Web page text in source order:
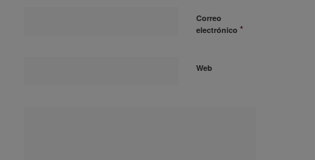
Correo
electrónico *
Web